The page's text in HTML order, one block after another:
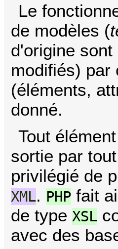
Le
de modèles (
d'origine
modifiés) par
(éléments,
donné.
Tout
sortie par
privilégié de
XML. PHP fait
de type XSL
avec des